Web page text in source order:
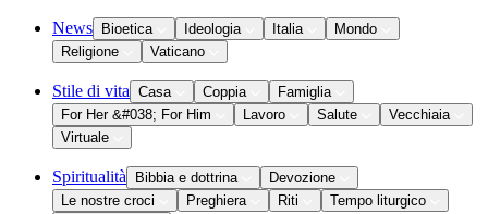
News Bioetica Ideologia Italia
Mondo
Religione
Vaticano
Stile di vita Casa Coppia
Famiglia
For Her &#038; For Him
Lavoro Salute
Vecchiaia
Virtuale
Spiritualità Bibbia e dottrina
Devozione
Le nostre croci
Preghiera Riti
Tempo liturgico